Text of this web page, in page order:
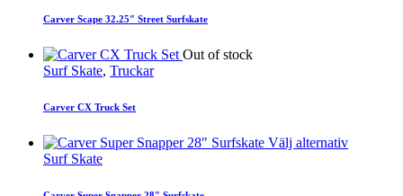
Carver Scape 32.25″ Street Surfskate
Out of stock
Surf Skate, Truckar
Carver CX Truck Set
Välj alternativ
Surf Skate